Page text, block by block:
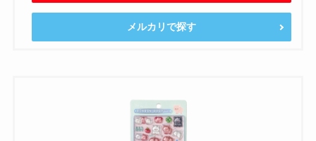
メルカリで探す